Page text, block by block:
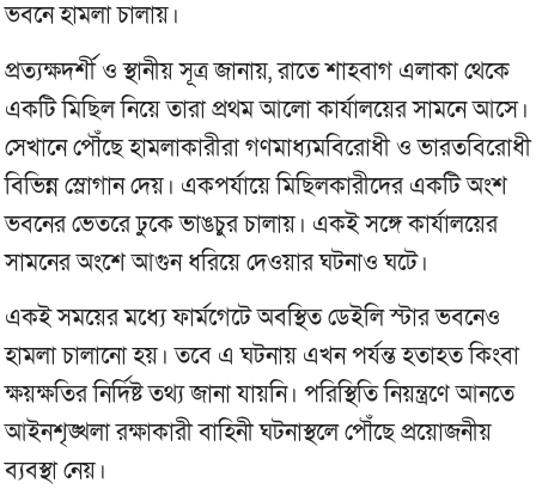
ভবনে হামলা চালায়।
প্রত্যক্ষদর্শী ও স্থানীয় সূত্র জানায়, রাতে শাহবাগ এলাকা থেকে
একটি মিছিল নিয়ে তারা প্রথম আলো কার্যালয়ের সামনে আসে।
সেখানে পৌঁছে হামলাকারীরা গণমাধ্যমবিরোধী ও ভারতবিরোধী
বিভিন্ন স্লোগান দেয়। একপর্যায়ে মিছিলকারীদের একটি অংশ
ভবনের ভেতরে ঢুকে ভাঙচুর চালায়। একই সঙ্গে কার্যালয়ের
সামনের অংশে আগুন ধরিয়ে দেওয়ার ঘটনাও ঘটে।
একই সময়ের মধ্যে ফার্মগেটে অবস্থিত ডেইলি স্টার ভবনেও
হামলা চালানো হয়। তবে এ ঘটনায় এখন পর্যন্ত হতাহত কিংবা
ক্ষয়ক্ষতির নির্দিষ্ট তথ্য জানা যায়নি। পরিস্থিতি নিয়ন্ত্রণে আনতে
আইনশৃঙ্খলা রক্ষাকারী বাহিনী ঘটনাস্থলে পৌঁছে প্রয়োজনীয়
ব্যবস্থা নেয়।